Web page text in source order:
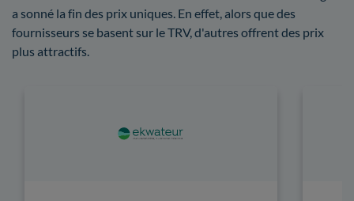
a sonné la fin des prix uniques. En effet, alors que des
fournisseurs se basent sur le TRV, d'autres offrent des prix
plus attractifs.